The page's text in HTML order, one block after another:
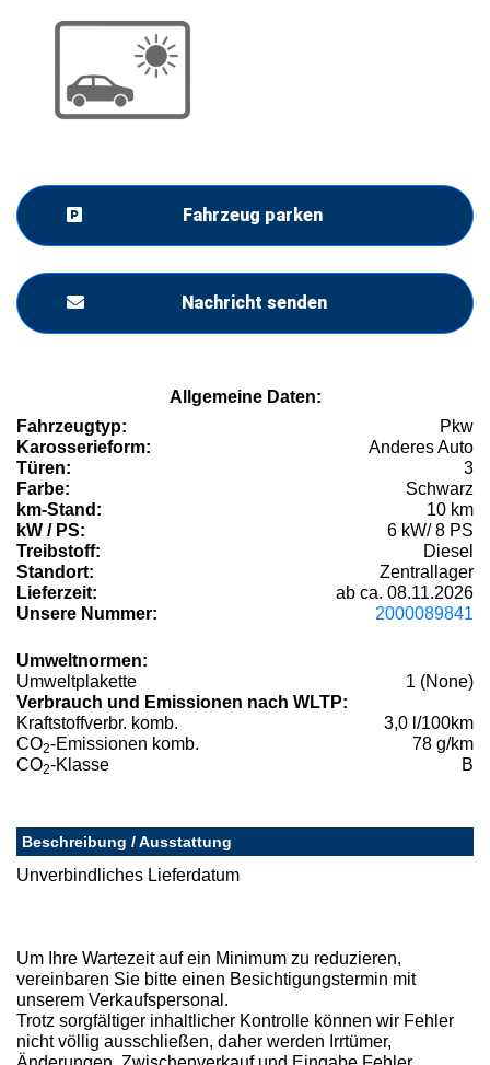
Fahrzeug parken
Nachricht senden
Allgemeine Daten:
Fahrzeugtyp:
Pkw
Karosserieform:
Anderes Auto
Türen:
3
Farbe:
Schwarz
km-Stand:
10 km
kW / PS:
6 kW/ 8 PS
Treibstoff:
Diesel
Standort:
Zentrallager
Lieferzeit:
ab ca. 08.11.2026
Unsere Nummer:
2000089841
Umweltnormen:
Umweltplakette
1 (None)
Verbrauch und Emissionen nach WLTP:
Kraftstoffverbr. komb.
3,0 l/100km
CO2-Emissionen komb.
78 g/km
CO2-Klasse B
Beschreibung / Ausstattung
Unverbindliches Lieferdatum
Um Ihre Wartezeit auf ein Minimum zu reduzieren,
vereinbaren Sie bitte einen Besichtigungstermin mit
unserem Verkaufspersonal.
Trotz sorgfältiger inhaltlicher Kontrolle können wir Fehler
nicht völlig ausschließen, daher werden Irrtümer,